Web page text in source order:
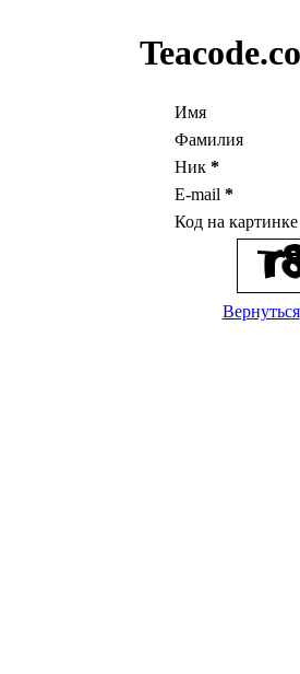
Имя
Фамилия
Ник *
E-mail *
Код на
Вернуться